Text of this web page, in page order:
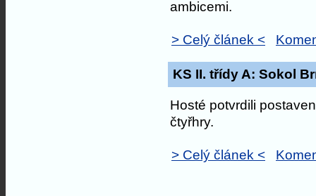
ambicemi.
> Celý článek <
KS II. třídy A: Sokol
Hosté potvrdili
čtyřhry.
> Celý článek <